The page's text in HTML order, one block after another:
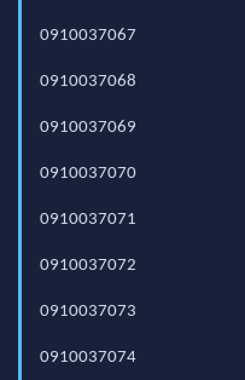
0910037067
0910037068
0910037069
0910037070
0910037071
0910037072
0910037073
0910037074